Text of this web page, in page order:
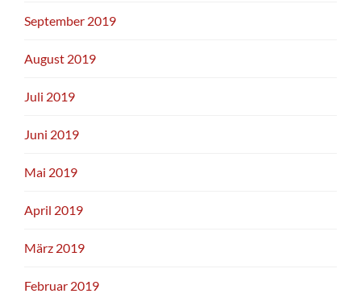
September 2019
August 2019
Juli 2019
Juni 2019
Mai 2019
April 2019
März 2019
Februar 2019